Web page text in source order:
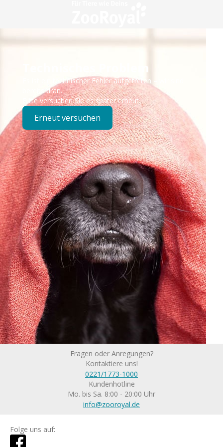
Technisches Problem
Es ist ein technischer Fehler aufgetreten – wir sind
bereits dran.
Bitte versuchen Sie es später erneut.
Erneut versuchen
Fragen oder Anregungen?
Kontaktiere uns!
0221/1773-1000
Kundenhotline
Mo. bis Sa. 8:00 - 20:00 Uhr
info@zooroyal.de
Folge uns auf: